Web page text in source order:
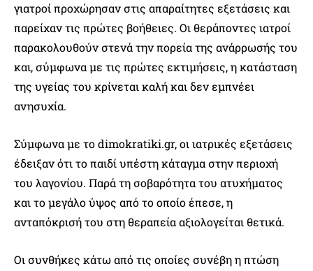
γιατροί προχώρησαν στις απαραίτητες εξετάσεις και
παρείχαν τις πρώτες βοήθειες. Οι θεράποντες ιατροί
παρακολουθούν στενά την πορεία της ανάρρωσής του
και, σύμφωνα με τις πρώτες εκτιμήσεις, η κατάσταση
της υγείας του κρίνεται καλή και δεν εμπνέει
ανησυχία.
Σύμφωνα με το dimokratiki.gr, οι ιατρικές εξετάσεις
έδειξαν ότι το παιδί υπέστη κάταγμα στην περιοχή
του λαγονίου. Παρά τη σοβαρότητα του ατυχήματος
και το μεγάλο ύψος από το οποίο έπεσε, η
ανταπόκρισή του στη θεραπεία αξιολογείται θετικά.
Οι συνθήκες κάτω από τις οποίες συνέβη η πτώση